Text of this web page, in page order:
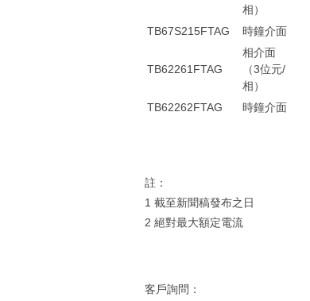
相）
TB67S215FTAG 時鐘介面
TB62261FTAG
相介面
（3位元/
相）
TB62262FTAG 時鐘介面
註：
1 截至新聞稿發布之日
2 絕對最大額定電流
客戶詢問：